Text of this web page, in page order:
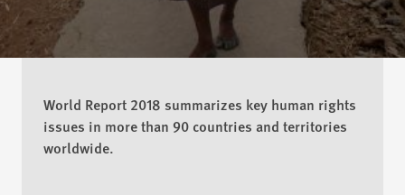
World Report 2018 summarizes key human rights
issues in more than 90 countries and territories
worldwide.